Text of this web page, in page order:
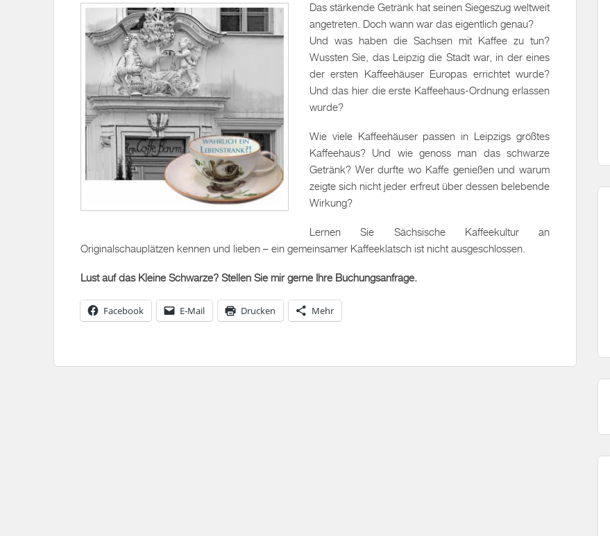
Das stärkende Getränk hat seinen Siegeszug weltweit
angetreten. Doch wann war das eigentlich genau?
Und was haben die Sachsen mit Kaffee zu tun?
Wussten Sie, das Leipzig die Stadt war, in der eines
der ersten Kaffeehäuser Europas errichtet wurde?
Und das hier die erste Kaffeehaus-Ordnung erlassen
wurde?
Wie viele Kaffeehäuser passen in Leipzigs größtes
Kaffeehaus? Und wie genoss man das schwarze
Getränk? Wer durfte wo Kaffe genießen und warum
zeigte sich nicht jeder erfreut über dessen belebende
Wirkung?
Lernen Sie Sächsische Kaffeekultur an
Originalschauplätzen kennen und lieben – ein gemeinsamer Kaffeeklatsch ist nicht ausgeschlossen.
Lust auf das Kleine Schwarze? Stellen Sie mir gerne Ihre Buchungsanfrage.
Facebook E-Mail Drucken Mehr